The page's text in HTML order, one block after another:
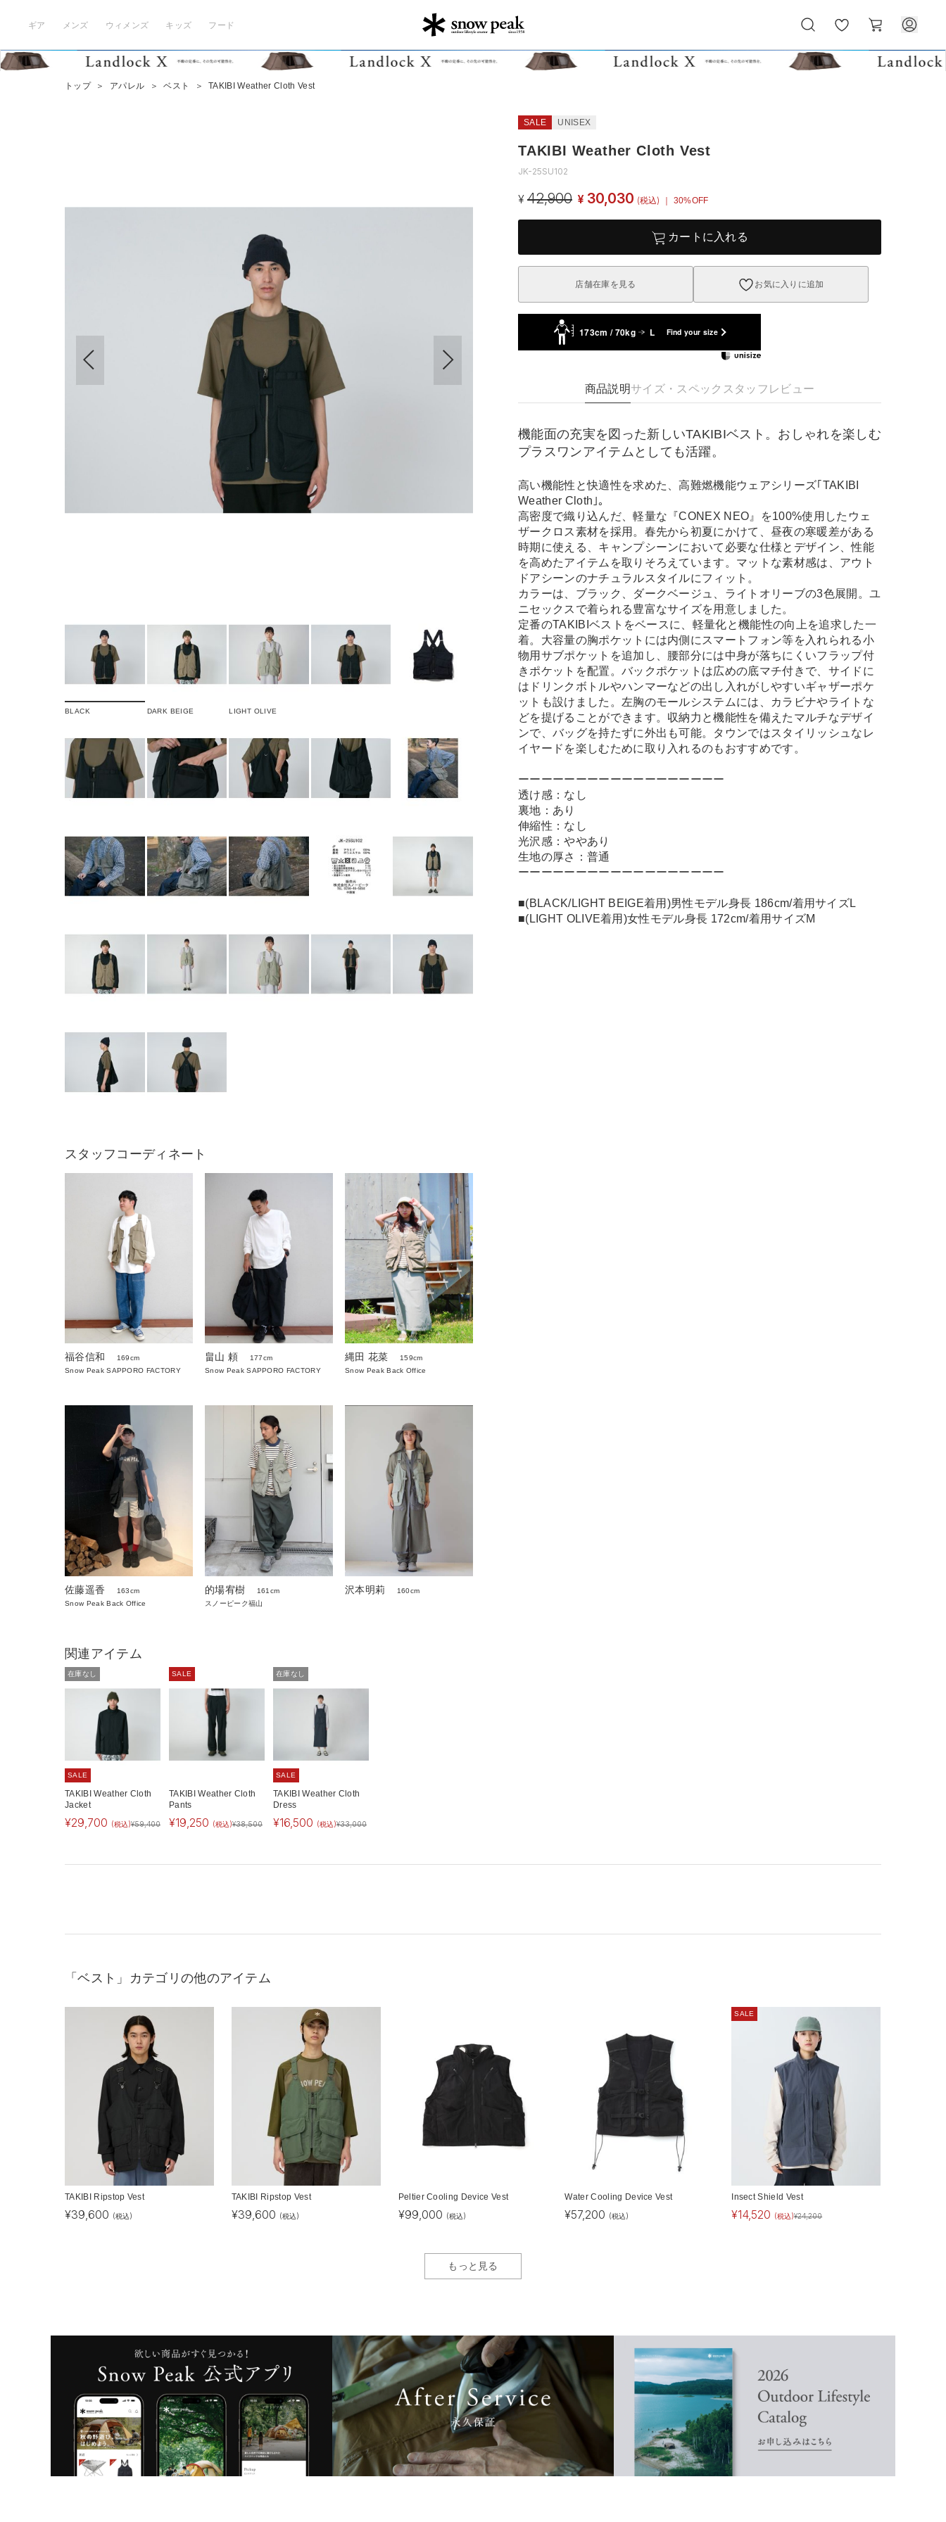
ギア メンズ ウィメンズ キッズ フード
気
に
ー
ト
トップ ＞ アパレル ＞ ベスト ＞ TAKIBI Weather Cloth Vest
BLACK DARK BEIGE LIGHT OLIVE
SALE UNISEX
TAKIBI Weather Cloth Vest
JK-25SU102
¥ 42,900 ¥ 30,030 (税込) ｜ 30%OFF
カートに入れる
店舗在庫を見る お気に入りに追加
173cm / 70kg L Find your size
商品説明サイズ・スペック スタッフレビュー
機能面の充実を図った新しいTAKIBIベスト。おしゃれを楽しむ
プラスワンアイテムとしても活躍。
高い機能性と快適性を求めた、高難燃機能ウェアシリーズ｢TAKIBI
Weather Cloth｣。
高密度で織り込んだ、軽量な『CONEX NEO』を100%使用したウェ
ザークロス素材を採用。春先から初夏にかけて、昼夜の寒暖差がある
時期に使える、キャンプシーンにおいて必要な仕様とデザイン、性能
を高めたアイテムを取りそろえています。マットな素材感は、アウト
ドアシーンのナチュラルスタイルにフィット。
カラーは、ブラック、ダークベージュ、ライトオリーブの3色展開。ユ
ニセックスで着られる豊富なサイズを用意しました。
定番のTAKIBIベストをベースに、軽量化と機能性の向上を追求した一
着。大容量の胸ポケットには内側にスマートフォン等を入れられる小
物用サブポケットを追加し、腰部分には中身が落ちにくいフラップ付
きポケットを配置。バックポケットは広めの底マチ付きで、サイドに
はドリンクボトルやハンマーなどの出し入れがしやすいギャザーポケ
ットも設けました。左胸のモールシステムには、カラビナやライトな
どを提げることができます。収納力と機能性を備えたマルチなデザイ
ンで、バッグを持たずに外出も可能。タウンではスタイリッシュなレ
イヤードを楽しむために取り入れるのもおすすめです。
ーーーーーーーーーーーーーーーーーー
透け感：なし
裏地：あり
伸縮性：なし
光沢感：ややあり
生地の厚さ：普通
ーーーーーーーーーーーーーーーーーー
■(BLACK/LIGHT BEIGE着用)男性モデル身長 186cm/着用サイズL
■(LIGHT OLIVE着用)女性モデル身長 172cm/着用サイズM
スタッフコーディネート
福谷信和
169cm
Snow Peak SAPPORO FACTORY
畠山 頼
177cm
Snow Peak SAPPORO FACTORY
縄田 花菜
159cm
Snow Peak Back Office
佐藤遥香
163cm
Snow Peak Back Office
的場宥樹
161cm
スノーピーク福山
沢本明莉 160cm
関連アイテム
在庫なし
SALE
TAKIBI Weather Cloth
Jacket
¥29,700 (税込)¥59,400
SALE
TAKIBI Weather Cloth
Pants
¥19,250 (税込)¥38,500
在庫なし
SALE
TAKIBI Weather Cloth
Dress
¥16,500 (税込)¥33,000
「ベスト」カテゴリの他のアイテム
TAKIBI Ripstop Vest
¥39,600 (税込)
TAKIBI Ripstop Vest
¥39,600 (税込)
Peltier Cooling Device Vest
¥99,000 (税込)
Water Cooling Device Vest
¥57,200 (税込)
SALE
Insect Shield Vest
¥14,520 (税込)¥24,200
もっと見る